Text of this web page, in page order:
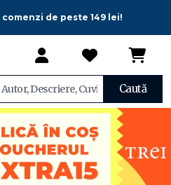
de peste 149 lei!
Caută